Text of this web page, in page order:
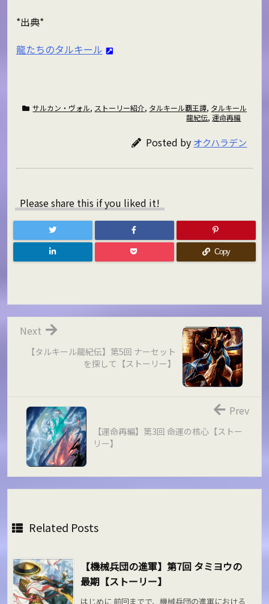
*出典*
龍たちのタルキール
サルカン・ヴォル, ストーリー紹介, タルキール覇王譚, タルキール
龍紀伝,運命再編
Posted by オクハラデン
Please share this if you liked it!
Copy
【タルキール龍紀伝】第5回 ナーセット
を探して【ストーリー】
Next
【運命再編】第3回 命運の核心【ストー
リー】
Prev
Related Posts
【機械兵団の進軍】第7回 タミヨウの
最期【ストーリー】
はじめに 前回までで、機械兵団の進軍における